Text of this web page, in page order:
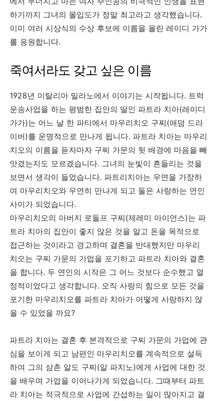
하기까지 그녀의 몰입도가 정말 최고라고 생각했습니다.
이미 여러 시상식의 수상 후보에 이름을 올린 레이디 가가
를 응원합니다.
죽여서라도 갖고 싶은 이름
1928년 이탈리아 밀라노에서 이야기는 시작됩니다. 트럭
운송사업을 하는 평범한 집안의 딸인 파트라 치아(레이디
가가)는 어느 날 한 파티에서 마우리치오 구찌(애덤 드라
이버)를 운명적으로 만나게 됩니다. 파트라 치아는 마우리
치오의 이름을 듣자마자 구찌 가문의 뒷 배경에 마음을 빼
앗겼는지도 모르겠습니다. 그녀의 눈빛이 흔들리는 것을
보면서 생각이 들었습니다. 파트리치아는 우연을 가장하
여 마우리치오와 우연히 만나게 되고 둘은 사랑하는 연인
사이가 되었습니다.
마우리치오의 아버지 로돌프 구찌(제레미 아이언스)는 파
트라 치아의 집안이 좋지 않은 것을 알고 돈을 목적으로
접근하는 것이라고 경고하며 결혼을 반대했지만 마우리
치오는 구찌 가문의 가업을 포기하고 파트라 치아와 결혼
을 합니다. 두 연인의 시작은 그 어느 것보다 순수했고 열
정적이었다고 생각합니다. 오직 사랑의 힘으로 모든 것을
포기한 마우리치오를 파트라 치아가 어떻게 사랑하지 않
을 수 있었을 까요?
파트라 치아는 결혼 후 본격적으로 구찌 가문의 가업에 관
심을 보이게 되고 남편인 마우리치오를 계속적으로 설득
하여 그의 삼촌 알도 구찌(알 파치노)에게 사업에 대한 것
을 배우며 가업을 이어나가게 되었습니다. 그때부터 파트
라 치아는 적극적으로 사업에 간섭하는 일이 많아지고 결